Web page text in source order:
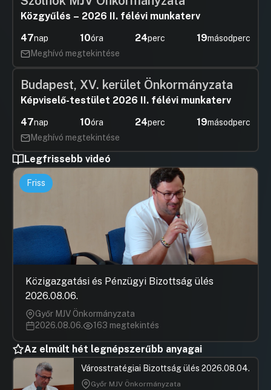
Közgyűlés – 2026 II. félévi munkaterv
47nap 10óra 24perc 18másodperc
Meghívó megtekintése
Budapest, XV. kerület Önkormányzata
Képviselő-testület 2026 II. félévi munkaterv
47nap 10óra 24perc 18másodperc
Meghívó megtekintése
Legfrissebb videó
Friss
Közigazgatási és Pénzügyi Bizottság ülés
2026.08.06.
Győr MJV Önkormányzata
2026.08.06.
163 megtekintés
Az elmúlt hét legnépszerűbb anyagai
Városstratégiai Bizottság ülés 2026.08.04.
Győr MJV Önkormányzata